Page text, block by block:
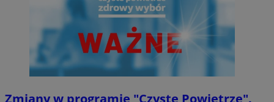
Zmiany w programie "Czyste Powietrze".
Funkcjonalność Niesklasyfikowane
Niezbędne Wydajność
Targetowanie